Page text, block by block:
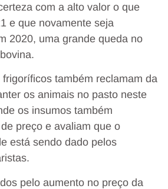
com a alto valor o que
e que novamente seja
2020, uma grande queda no
também reclamam da
os animais no pasto neste
os insumos também
preço e avaliam que o
está sendo dado pelos
pelo aumento no preço da